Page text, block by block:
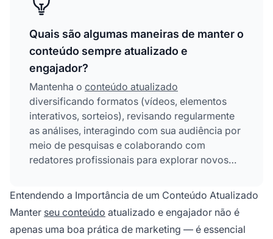
Quais são algumas maneiras de manter o
conteúdo sempre atualizado e
engajador?
Mantenha o conteúdo atualizado
diversificando formatos (vídeos, elementos
interativos, sorteios), revisando regularmente
as análises, interagindo com sua audiência por
meio de pesquisas e colaborando com
redatores profissionais para explorar novos
Entendendo a Importância de um Conteúdo Atualizado
Manter seu conteúdo atualizado e engajador não é
apenas uma boa prática de marketing — é essencial